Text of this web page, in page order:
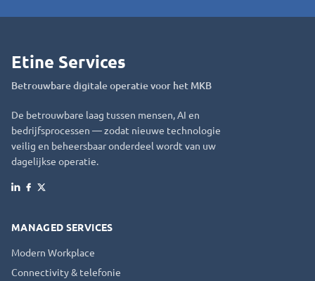
Etine Services
Betrouwbare digitale operatie voor het MKB
De betrouwbare laag tussen mensen, AI en
bedrijfsprocessen — zodat nieuwe technologie
veilig en beheersbaar onderdeel wordt van uw
dagelijkse operatie.
LinkedIn
Facebook
X
MANAGED SERVICES
Modern Workplace
Connectivity & telefonie